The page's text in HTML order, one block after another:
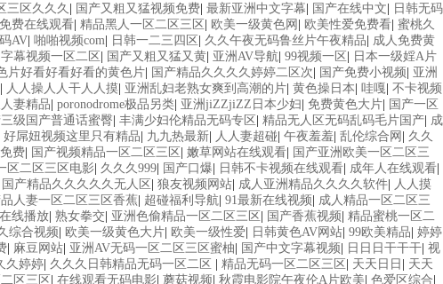
三区久久久 | 国产又粗又猛视频免费| 最新亚洲中文字幕| 国产在线中文| 日韩无码
费在线观看| 精品黑人一区二区三区| 欧美一级黄色网 | 欧美性爱免费看| 蜜桃久
AV| 啪啪视频com| 日韩一二三四区| 久久午夜无码鲁丝片午夜精品| 成人免费黄
幕视频一区二区| 国产又粗又猛又黄| 亚洲AV导航| 99视频一区| 日本一级婬A片
片好看好看好看的黄色片| 国产精品久久久久婷婷二区次| 国产免费小视频| 亚洲
| 人人操人人干人人摸| 亚洲乱妇老熟女爽到高潮的片| 黄色操日本| 哇嘎| 不卡视频
妻精品| poronodrome极品另类| 亚洲jiZZjiZZ日本少妇| 免费黄色大片| 国产一区
级国产普通话蜜臀| 丰满少妇伦精品无码专区| 精品无人区无码乱码毛片国产| 成
好屌妞视频这里只有精品| 九九热最新| 人人妻超碰| 午夜羞羞| 乱伦综合网 | 久久
费| 国产视频精品一区二区三区| 嫩草网站在线观看| 国产亚洲欧美一区二区三
区二区三区电影| 久久久999| 国产口爆| 日韩不卡视频在线观看| 成年人在线观看|
国产精品久久久久久无人区| 狼友视频网站| 成人亚洲精品久久久久软件| 人人摸
人妻一区二区三区香蕉| 超碰福利导航| 91最新在线视频| 成人精品一区二区三
线播放| 熟女拳交| 亚洲色偷精品一区二区三区| 国产香蕉视频| 精品蜜桃一区二
综合视频| 欧美一级黄色大片| 欧美一级性爱| 日韩黄色AV网站| 99欧美精品| 婷婷
| 麻豆网站| 亚洲AV无码一区二区三区蜜柚| 国产中文字幕视频| 日日日干干干| 视
久婷婷| 久久久日韩精品无码一区二区 | 精品无码一区二区三区| 天天日日 | 天天
区三区| 在线观看无码电影| 蘑菇视频| 秋霞电影院午夜伦A片欧美| 色爱区综合|